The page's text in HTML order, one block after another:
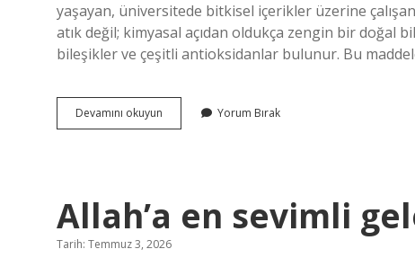
yaşayan, üniversitede bitkisel içerikler üzerine
atık değil; kimyasal açıdan oldukça zengin bir
bileşikler ve çeşitli antioksidanlar bulunur. Bu
Devamını okuyun Kestane
kabuğu
Yorum Bırak
Allah’a en sevimli
Tarih: Temmuz 3, 2026